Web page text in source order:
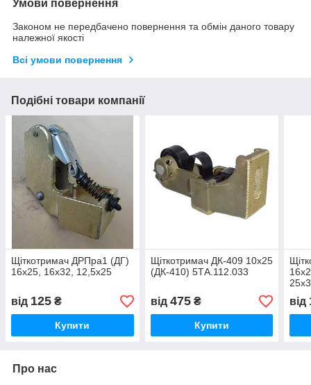
Умови повернення
Законом не передбачено повернення та обмін даного товару
належної якості
Всі умови повернення
Подібні товари компанії
Щіткотримач ДРПра1 (ДГ)
16х25, 16х32, 12,5х25
від 125 ₴
Купити
Щіткотримач ДК-409 10х25
(ДК-410) 5ТА.112.033
від 475₴
Купити
від
Про нас